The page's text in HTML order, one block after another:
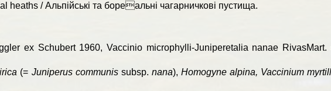
heaths / Альпійські та бореальні чагарничкові пустища.
ex Schubert 1960, Vaccinio microphylli-Juniperetalia nanae
(= Juniperus communissubsp. nana), Homogyne alpina, Vaccinium